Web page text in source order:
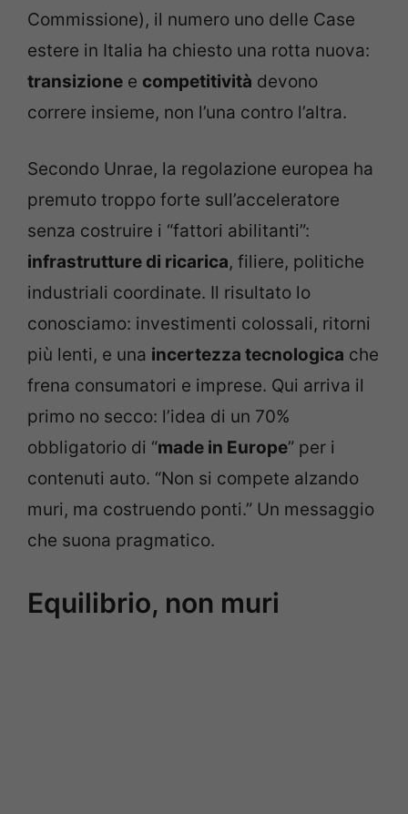
Commissione), il numero uno delle Case
estere in Italia ha chiesto una rotta nuova:
transizione e competitività devono
correre insieme, non l’una contro l’altra.
Secondo Unrae, la regolazione europea ha
premuto troppo forte sull’acceleratore
senza costruire i “fattori abilitanti”:
infrastrutture di ricarica, filiere, politiche
industriali coordinate. Il risultato lo
conosciamo: investimenti colossali, ritorni
più lenti, e una incertezza tecnologica che
frena consumatori e imprese. Qui arriva il
primo no secco: l’idea di un 70%
obbligatorio di “made in Europe” per i
contenuti auto. “Non si compete alzando
muri, ma costruendo ponti.” Un messaggio
che suona pragmatico.
Equilibrio, non muri